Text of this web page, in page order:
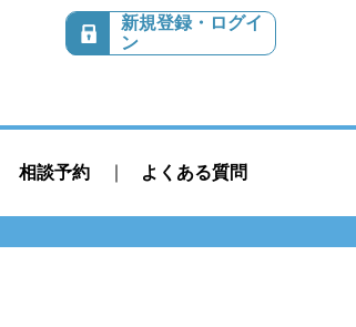
新規登録・ログイ
ン
相談予約 よくある質問